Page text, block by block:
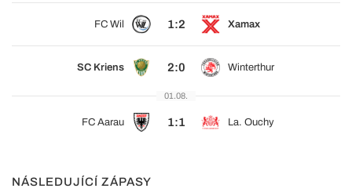
FC Wil 1:2 Xamax
SC Kriens 2:0 Winterthur
01.08.
FC Aarau 1:1 La. Ouchy
NÁSLEDUJÍCÍ ZÁPASY